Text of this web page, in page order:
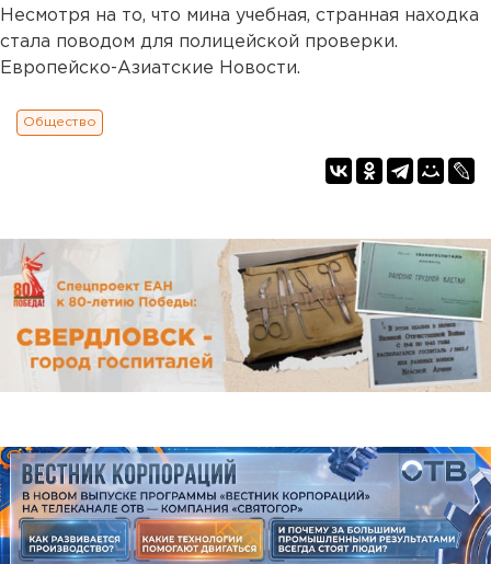
Несмотря на то, что мина учебная, странная находка
стала поводом для полицейской проверки.
Европейско-Азиатские Новости.
Общество